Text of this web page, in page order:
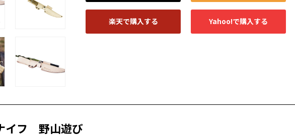
楽天で購入する Yahoo!で購入する
イフ 野山遊び